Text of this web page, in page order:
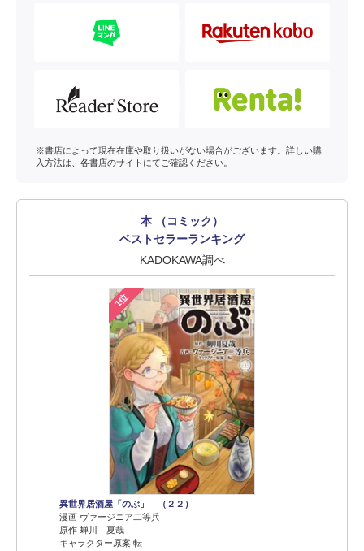
※書店によって現在在庫や取り扱いがない場合がございます。詳しい購
入方法は、各書店のサイトにてご確認ください。
本 （コミック）
ベストセラーランキング
KADOKAWA調べ
1位
異世界居酒屋「のぶ」 （２２）
漫画 ヴァージニア二等兵
原作 蝉川 夏哉
キャラクター原案 転